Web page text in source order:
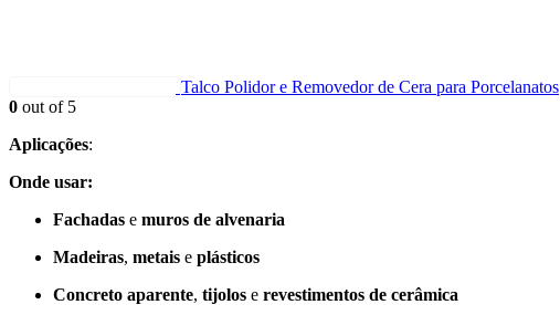
Talco Polidor e Removedor de Cera para Porcelanatos
0 out of 5
Aplicações:
Onde usar:
Fachadas e muros de alvenaria
Madeiras, metais e plásticos
Concreto aparente, tijolos e revestimentos de cerâmica